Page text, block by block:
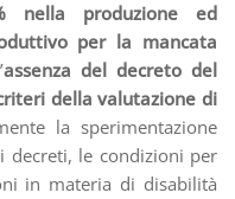
nella produzione ed
per la mancata
assenza del decreto del
della valutazione di
la sperimentazione
decreti, le condizioni per
in materia di disabilità